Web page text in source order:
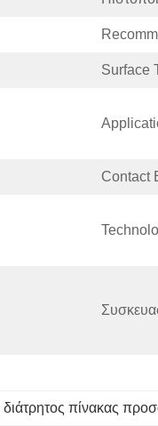
Surface
Contact
διάτρητος πίνακας